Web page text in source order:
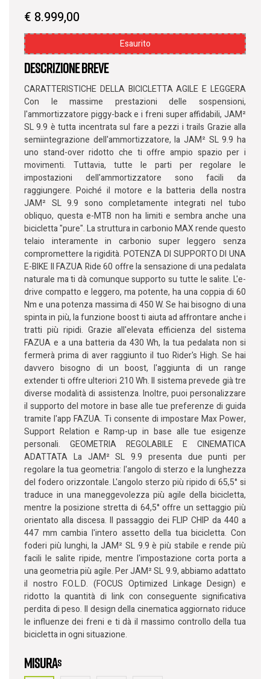
€ 8.999,00
Esaurito
Descrizione breve
CARATTERISTICHE DELLA BICICLETTA AGILE E LEGGERA
Con le massime prestazioni delle sospensioni,
l'ammortizzatore piggy-back e i freni super affidabili, JAM²
SL 9.9 è tutta incentrata sul fare a pezzi i trails Grazie alla
semiintegrazione dell'ammortizzatore, la JAM² SL 9.9 ha
uno stand-over ridotto che ti offre ampio spazio per i
movimenti. Tuttavia, tutte le parti per regolare le
impostazioni dell'ammortizzatore sono facili da
raggiungere. Poiché il motore e la batteria della nostra
JAM² SL 9.9 sono completamente integrati nel tubo
obliquo, questa e-MTB non ha limiti e sembra anche una
bicicletta "pure". La struttura in carbonio MAX rende questo
telaio interamente in carbonio super leggero senza
compromettere la rigidità. POTENZA DI SUPPORTO DI UNA
E-BIKE Il FAZUA Ride 60 offre la sensazione di una pedalata
naturale ma ti dà comunque supporto su tutte le salite. L'e-
drive compatto e leggero, ma potente, ha una coppia di 60
Nm e una potenza massima di 450 W. Se hai bisogno di una
spinta in più, la funzione boost ti aiuta ad affrontare anche i
tratti più ripidi. Grazie all'elevata efficienza del sistema
FAZUA e a una batteria da 430 Wh, la tua pedalata non si
fermerà prima di aver raggiunto il tuo Rider's High. Se hai
davvero bisogno di un boost, l'aggiunta di un range
extender ti offre ulteriori 210 Wh. Il sistema prevede già tre
diverse modalità di assistenza. Inoltre, puoi personalizzare
il supporto del motore in base alle tue preferenze di guida
tramite l'app FAZUA. Ti consente di impostare Max Power,
Support Relation e Ramp-up in base alle tue esigenze
personali. GEOMETRIA REGOLABILE E CINEMATICA
ADATTATA La JAM² SL 9.9 presenta due punti per
regolare la tua geometria: l'angolo di sterzo e la lunghezza
del fodero orizzontale. L'angolo sterzo più ripido di 65,5° si
traduce in una maneggevolezza più agile della bicicletta,
mentre la posizione stretta di 64,5° offre un settaggio più
orientato alla discesa. Il passaggio dei FLIP CHIP da 440 a
447 mm cambia l'intero assetto della tua bicicletta. Con
foderi più lunghi, la JAM² SL 9.9 è più stabile e rende più
facili le salite ripide, mentre l'impostazione corta porta a
una geometria più agile. Per JAM² SL 9.9, abbiamo adattato
il nostro F.O.L.D. (FOCUS Optimized Linkage Design) e
ridotto la quantità di link con conseguente significativa
perdita di peso. Il design della cinematica aggiornato riduce
le influenze dei freni e ti dà il massimo controllo della tua
bicicletta in ogni situazione.
Misuras